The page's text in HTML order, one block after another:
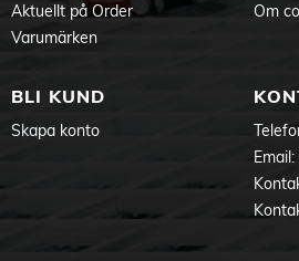
Aktuellt på Order
Varumärken
Om
BLI KUND
Skapa konto
Email: